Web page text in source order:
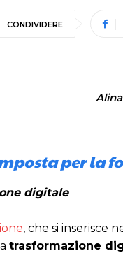
CONDIVIDERE
per la
digitale
, che si inserisce
trasformazione